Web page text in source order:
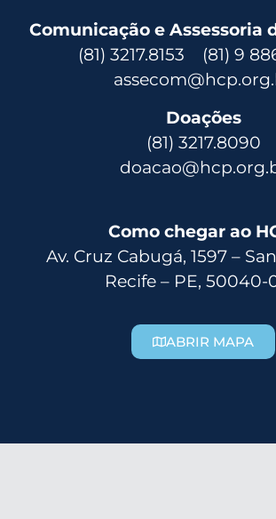
Comunicação e Assessoria
(81) 3217.8153 (81) 9
Doações
(81) 3217.8090
Como chegar ao
Av. Cruz Cabugá, 1597 –
Recife – PE, 50040-
ABRIR MAPA